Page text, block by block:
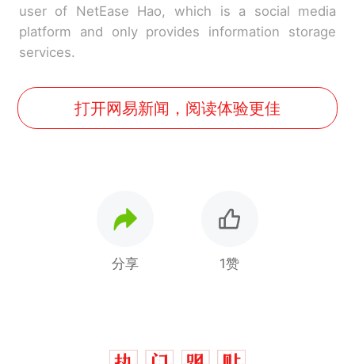
user of NetEase Hao, which is a social media
platform and only provides information storage
services.
打开网易新闻，阅读体验更佳
分享 1赞